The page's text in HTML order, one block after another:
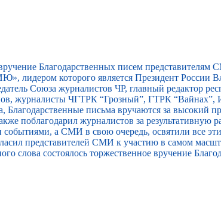
Благодарственных писем
которого является Президент России
Союза журналистов ЧР, главный редактор
журналисты ЧГТРК “Грозный”, ГТРК
письма вручаются за
поблагодарил журналистов за результативную
а СМИ в свою очередь, освятили все
представителей СМИ к участию в самом
слова состоялось торжественное вручение